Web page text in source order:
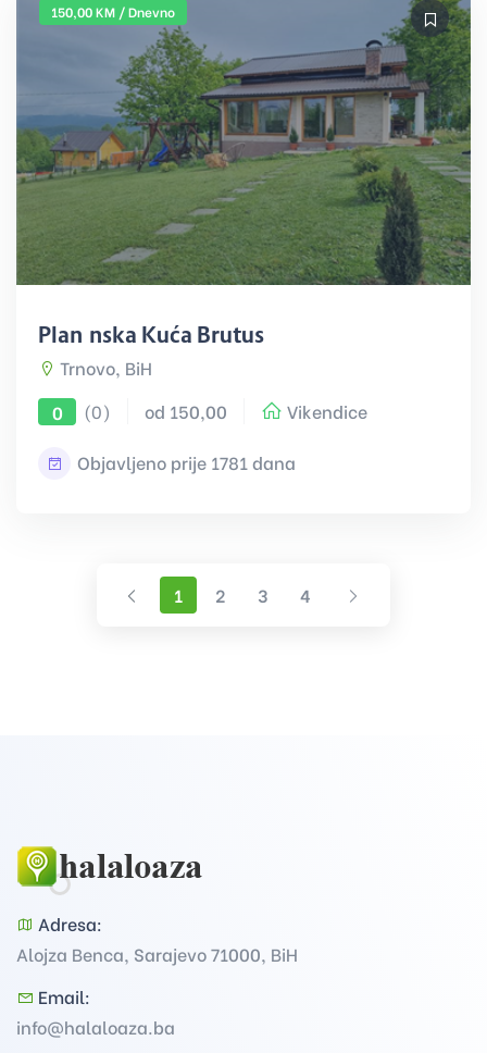
150,00 KM / Dnevno
Planinska Kuća Brutusi
Trnovo, BiH
0
(0) od 150,00 Vikendice
Objavljeno prije 1781 dana
Prethodna
1 2 3 4
Adresa:
Alojza Benca, Sarajevo 71000, BiH
Email:
info@halaloaza.ba